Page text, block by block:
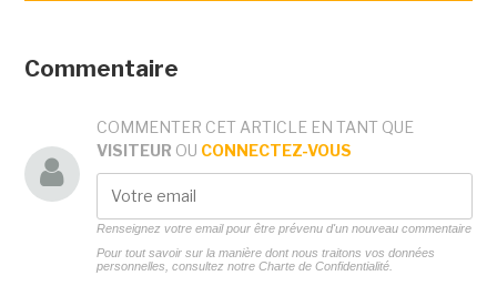
Commentaire
COMMENTER CET ARTICLE EN TANT QUE
VISITEUR OU CONNECTEZ-VOUS
Renseignez votre email pour être prévenu d'un nouveau commentaire
Pour tout savoir sur la manière dont nous traitons vos données
personnelles, consultez notre Charte de Confidentialité.